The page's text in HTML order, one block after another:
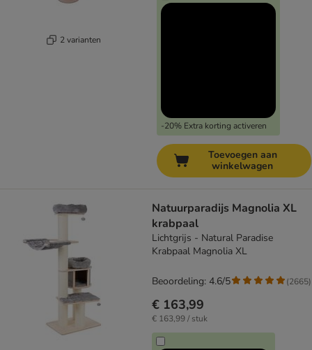
2 varianten
-20% Extra korting activeren
Toevoegen aan
winkelwagen
Natuurparadijs Magnolia XL
krabpaal
Lichtgrijs - Natural Paradise
Krabpaal Magnolia XL
€ 163,99
€ 163,99 / stuk
Beoordeling: 4.6/5 (2665)